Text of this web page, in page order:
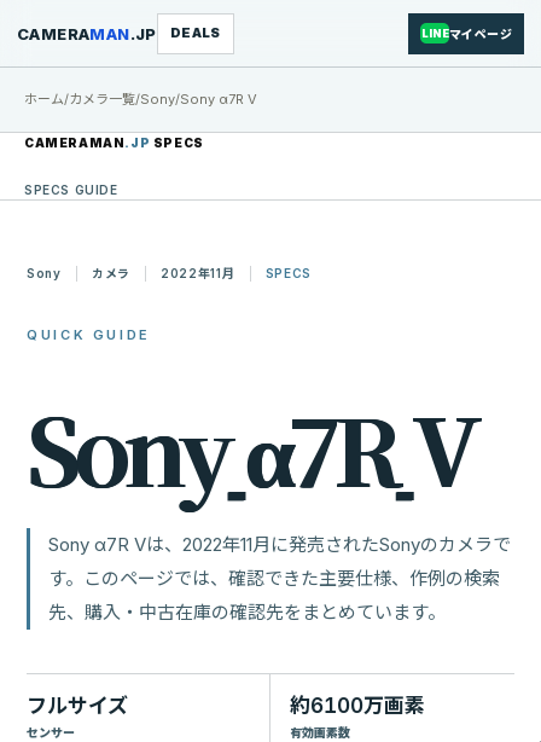
CAMERAMAN.JP DEALS LINEマイページ
ホーム/カメラ一覧/Sony/Sony α7R V
CAMERAMAN.JP SPECS
SPECS GUIDE
Sony カメラ 2022年11月 SPECS
QUICK GUIDE
Sonyα7RV
Sony α7R Vは、2022年11月に発売されたSonyのカメラで
す。このページでは、確認できた主要仕様、作例の検索
先、購入・中古在庫の確認先をまとめています。
フルサイズ
センサー
約6100万画素
有効画素数